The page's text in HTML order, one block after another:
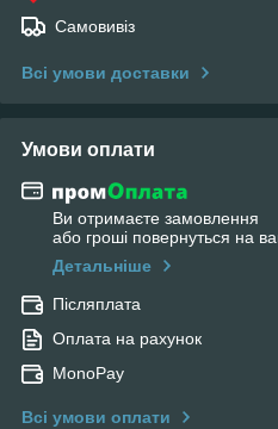
Самовивіз
Всі умови доставки
Умови оплати
Ви отримаєте замовлення
або гроші повернуться на
Детальніше
Післяплата
Оплата на рахунок
MonoPay
Всі умови оплати